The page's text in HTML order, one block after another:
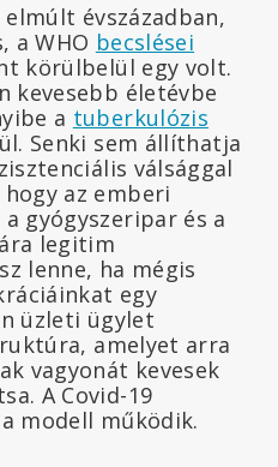
évszázadban,
a WHO becslései
körülbelül egy volt.
kevesebb életévbe
a tuberkulózis
Senki sem állíthatja
válsággal
az emberi
gyógyszeripar és a
legitim
lenne, ha mégis
egy
üzleti ügylet
amelyet arra
vagyonát kevesek
A Covid-19
modell működik.